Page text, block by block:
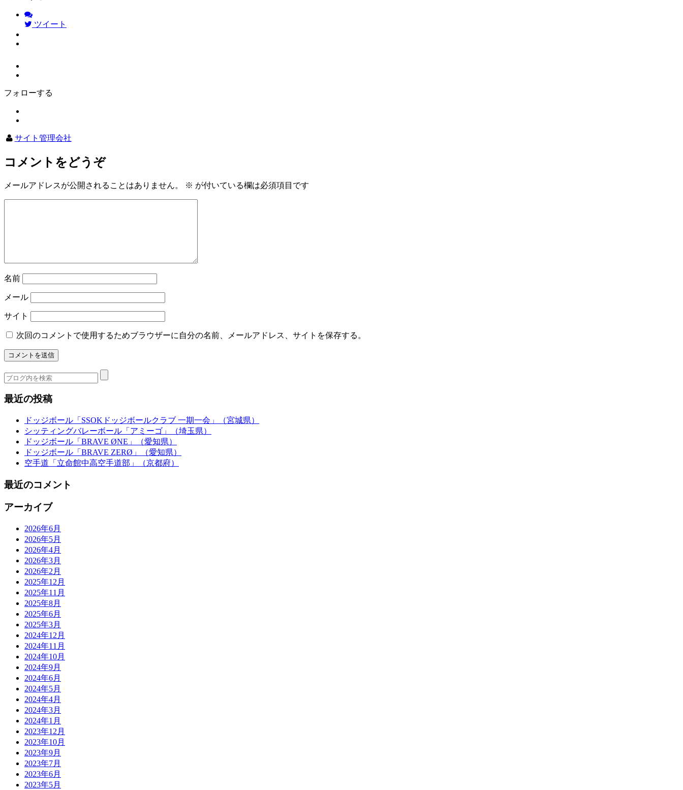
ツイート
フォローする
サイト管理会社
コメントをどうぞ
メールアドレスが公開されることはありません。 ※ が付いている欄は必須項目です
名前
メール
サイト
次回のコメントで使用するためブラウザーに自分の名前、メールアドレス、サイトを保存する。
最近の投稿
ドッジボール「SSOKドッジボールクラブ 一期一会」（宮城県）
シッティングバレーボール「アミーゴ」（埼玉県）
ドッジボール「BRAVE ØNE」（愛知県）
ドッジボール「BRAVE ZERØ」（愛知県）
空手道「立命館中高空手道部」（京都府）
最近のコメント
アーカイブ
2026年6月
2026年5月
2026年4月
2026年3月
2026年2月
2025年12月
2025年11月
2025年8月
2025年6月
2025年3月
2024年12月
2024年11月
2024年10月
2024年9月
2024年6月
2024年5月
2024年4月
2024年3月
2024年1月
2023年12月
2023年10月
2023年9月
2023年7月
2023年6月
2023年5月